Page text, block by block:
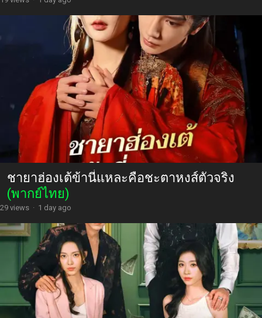
ชายาฮ่องเต้ข้านี่แหละคือชะตาหงส์ตัวจริง
(พากย์ไทย)
29 views · 1 day ago